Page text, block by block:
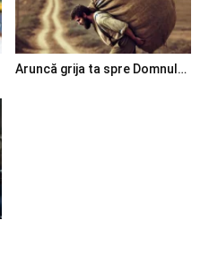
Aruncă grija ta spre Domnul…